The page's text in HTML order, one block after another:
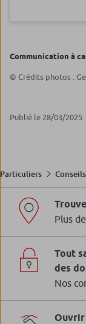
Communication à
© Crédits photos :
Publié le 28/03/2025
Particuliers
Plus
Tout
des
Nos
Ouvrir